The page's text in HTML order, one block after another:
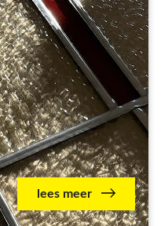
lees meer